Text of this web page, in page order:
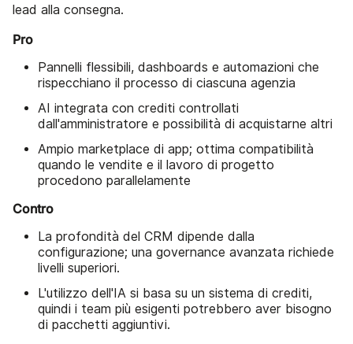
lead alla consegna.
Pro
Pannelli flessibili, dashboards e automazioni che
rispecchiano il processo di ciascuna agenzia
AI integrata con crediti controllati
dall'amministratore e possibilità di acquistarne altri
Ampio marketplace di app; ottima compatibilità
quando le vendite e il lavoro di progetto
procedono parallelamente
Contro
La profondità del CRM dipende dalla
configurazione; una governance avanzata richiede
livelli superiori.
L'utilizzo dell'IA si basa su un sistema di crediti,
quindi i team più esigenti potrebbero aver bisogno
di pacchetti aggiuntivi.